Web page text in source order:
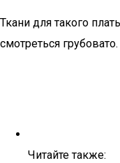
Ткани для такого
смотреться грубовато.
Читайте также: